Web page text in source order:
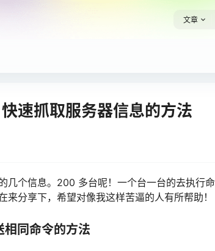
文章
速抓取服务器信息的方法
几个信息。200 多台呢！一个台一台的去执行
分享下，希望对像我这样苦逼的人有所帮助！
同命令的方法